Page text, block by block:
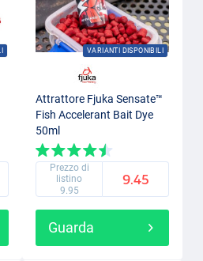
VARIANTI DISPONIBILI
Attrattore Fjuka Sensate™
Fish Accelerant Bait Dye
50ml
Prezzo di
listino
9.95
9.45
Guarda